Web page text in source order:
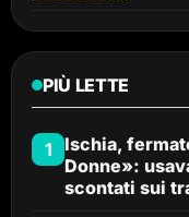
PIÙ LETTE
1
Ischia,
Donne»:
scontati sui